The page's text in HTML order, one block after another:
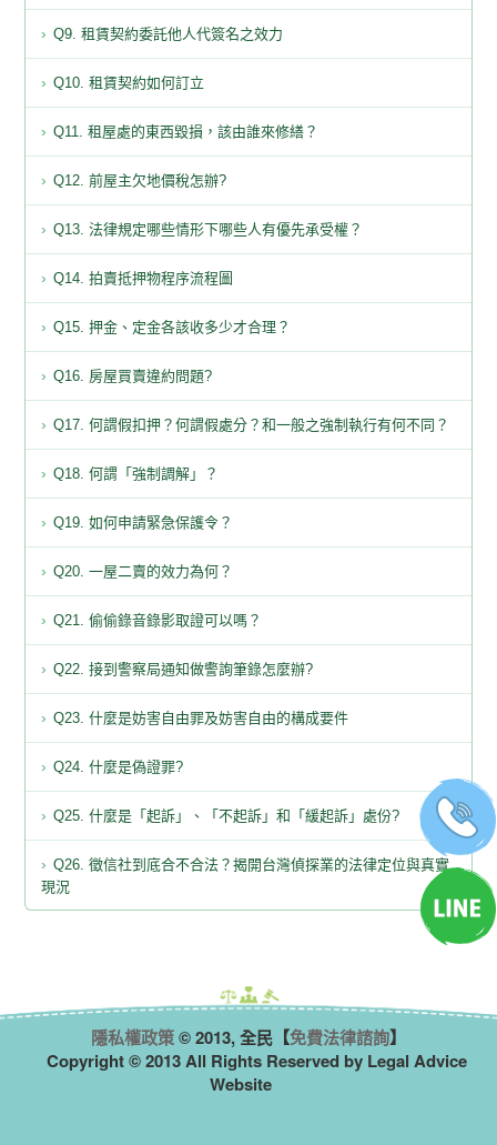
Q9. 租賃契約委託他人代簽名之效力
Q10. 租賃契約如何訂立
Q11. 租屋處的東西毀損，該由誰來修繕？
Q12. 前屋主欠地價稅怎辦?
Q13. 法律規定哪些情形下哪些人有優先承受權？
Q14. 拍賣抵押物程序流程圖
Q15. 押金、定金各該收多少才合理？
Q16. 房屋買賣違約問題?
Q17. 何謂假扣押？何謂假處分？和一般之強制執行有何不同？
Q18. 何謂「強制調解」？
Q19. 如何申請緊急保護令？
Q20. 一屋二賣的效力為何？
Q21. 偷偷錄音錄影取證可以嗎？
Q22. 接到警察局通知做警詢筆錄怎麼辦?
Q23. 什麼是妨害自由罪及妨害自由的構成要件
Q24. 什麼是偽證罪?
Q25. 什麼是「起訴」、「不起訴」和「緩起訴」處份?
Q26. 徵信社到底合不合法？揭開台灣偵探業的法律定位與真實
現況
隱私權政策© 2013, 全民【免費法律諮詢】
Copyright © 2013 All Rights Reserved by Legal Advice
Website